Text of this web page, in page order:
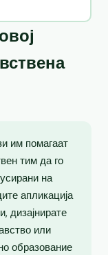
им помагаат
тим да го
на
апликација
дизајнирате
или
образование